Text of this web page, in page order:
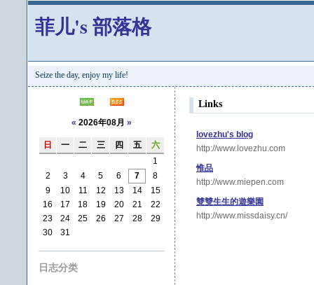
菲儿's 部落格
Seize the day, enjoy my life!
Links
lovezhu's blog
http://www.lovezhu.com
惟品
http://www.miepen.com
雙雙生生的遊樂園
http://www.missdaisy.cn/
« 2026年08月 »
日 一 二 三 四 五
六
1
2
3 4 5 6 7
8
9
10 11 12 13 14
15
16
17 18 19 20 21
22
23
24 25 26 27 28
29
30
31
日志分类